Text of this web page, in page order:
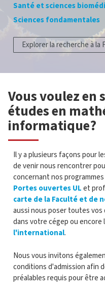
Santé et sciences
Sciences fondamentales
Explorer la recherche à la
Vous voulez en
études en
informatique?
Il y a plusieurs façons pour
de venir nous rencontrer
concernant nos
Portes ouvertes UL et
carte de la Faculté et de
aussi nous poser toutes
dans votre cégep ou encore
l'international.
Nous vous invitons
conditions d'admission afin
préalables requis pour être